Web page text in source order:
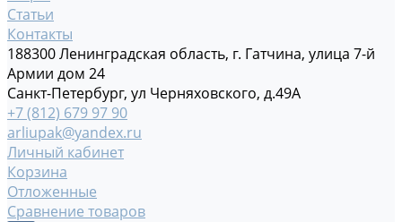
Статьи
Контакты
188300 Ленинградская область, г. Гатчина, улица 7-й
Армии дом 24
Санкт-Петербург, ул Черняховского, д.49А
+7 (812) 679 97 90
arliupak@yandex.ru
Личный кабинет
Корзина
Отложенные
Сравнение товаров